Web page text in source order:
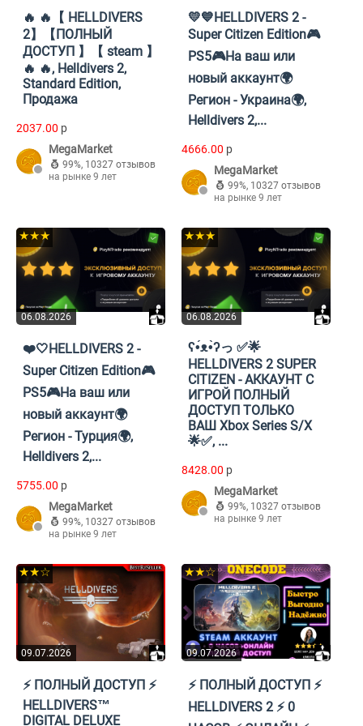
🔥 🔥【 HELLDIVERS
2】【ПОЛНЫЙ
ДОСТУП 】【 steam 】
🔥 🔥, Helldivers 2,
Standard Edition,
Продажа
2037.00 p
MegaMarket
99%, 10327 отзывов
на рынке 9 лет
💛💙HELLDIVERS 2 -
Super Citizen Edition🎮
PS5🎮На ваш или
новый аккаунт🌍
Регион - Украина🌍,
Helldivers 2,...
4666.00 p
MegaMarket
99%, 10327 отзывов
на рынке 9 лет
06.08.2026
★★★
❤️🤍HELLDIVERS 2 -
Super Citizen Edition🎮
PS5🎮На ваш или
новый аккаунт🌍
Регион - Турция🌍,
Helldivers 2,...
5755.00 p
MegaMarket
99%, 10327 отзывов
на рынке 9 лет
06.08.2026
★★★
ʕ•́ᴥ•̀ʔっ ✅🌟
HELLDIVERS 2 SUPER
CITIZEN - АККАУНТ С
ИГРОЙ ПОЛНЫЙ
ДОСТУП ТОЛЬКО
ВАШ Xbox Series S/X
🌟✅, ...
8428.00 p
MegaMarket
99%, 10327 отзывов
на рынке 9 лет
09.07.2026
★★☆
⚡️ ПОЛНЫЙ ДОСТУП ⚡️
HELLDIVERS™
DIGITAL DELUXE
09.07.2026
★★☆
⚡️ ПОЛНЫЙ ДОСТУП ⚡️
HELLDIVERS 2 ⚡️ 0